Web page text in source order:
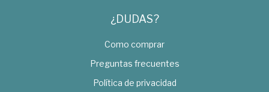
¿DUDAS?
Como comprar
Preguntas frecuentes
Política de privacidad